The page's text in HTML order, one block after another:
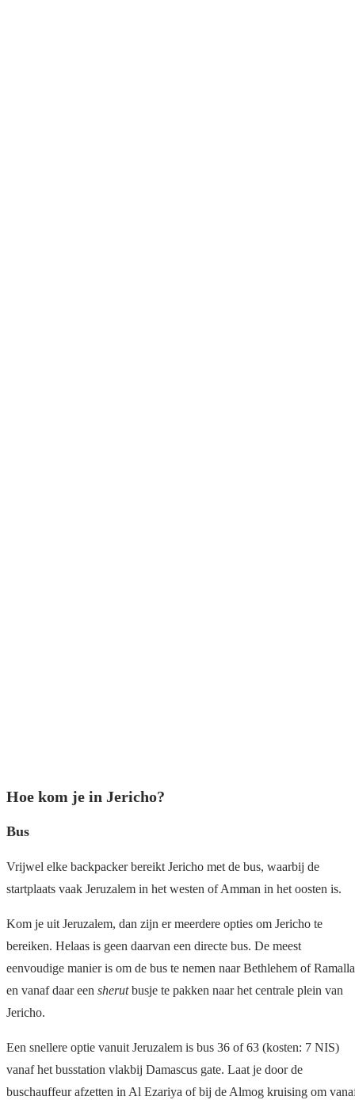
Hoe kom je in Jericho?
Bus
Vrijwel elke backpacker bereikt Jericho met de bus, waarbij de
startplaats vaak Jeruzalem in het westen of Amman in het oosten is.
Kom je uit Jeruzalem, dan zijn er meerdere opties om Jericho te
bereiken. Helaas is geen daarvan een directe bus. De meest
eenvoudige manier is om de bus te nemen naar Bethlehem of
en vanaf daar een sherutbusje te pakken naar het centrale plein van
Jericho.
Een snellere optie vanuit Jeruzalem is bus 36 of 63 (kosten: 7 NIS)
vanaf het busstation vlakbij Damascus gate. Laat je door de
buschauffeur afzetten in Al Ezariya of bij de Almog kruising om